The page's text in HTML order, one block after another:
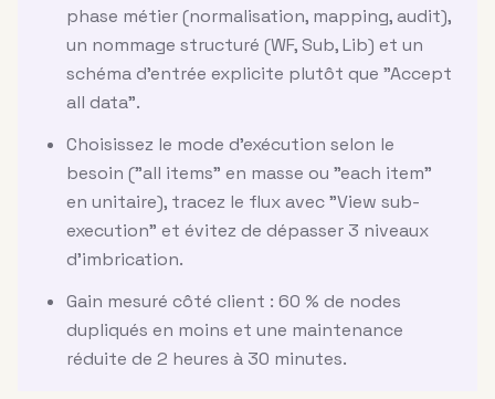
phase métier (normalisation, mapping, audit),
un nommage structuré (WF, Sub, Lib) et un
schéma d'entrée explicite plutôt que "Accept
all data".
Choisissez le mode d'exécution selon le
besoin ("all items" en masse ou "each item"
en unitaire), tracez le flux avec "View sub-
execution" et évitez de dépasser 3 niveaux
d'imbrication.
Gain mesuré côté client : 60 % de nodes
dupliqués en moins et une maintenance
réduite de 2 heures à 30 minutes.